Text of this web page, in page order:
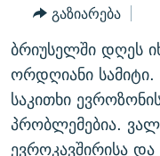
60 ᲓᲔᲪᲘᲑᲔᲚᲘ
ᲒᲐᲜᲙᲘᲗᲮᲕᲘᲡ ᲓᲦᲔ
ᲓᲘᲚᲘᲡ ᲡᲐᲣᲑᲠᲔᲑᲘ
ᲤᲔᲜᲝᲕᲐᲜᲘ - 2.10
ᲗᲥᲕᲔᲜᲘ
ᲞᲠᲝᲔᲥᲢᲔᲑᲘ
ᲣᲙᲠᲐᲘᲜᲐᲨᲘ
ᲓᲐᲛᲝᲣᲙᲘᲓᲔᲑᲚᲝᲑᲘᲡ
ЭХО КАВКАЗА
გაზიარება
ბრიუსელში დღეს
ორდღიანი
საკითხი
პრობლემებია.
ევროკავშირისა